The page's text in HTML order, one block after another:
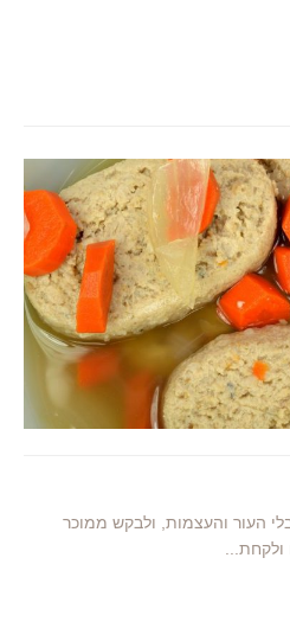
בלי העור והעצמות, ולבקש ממוכר